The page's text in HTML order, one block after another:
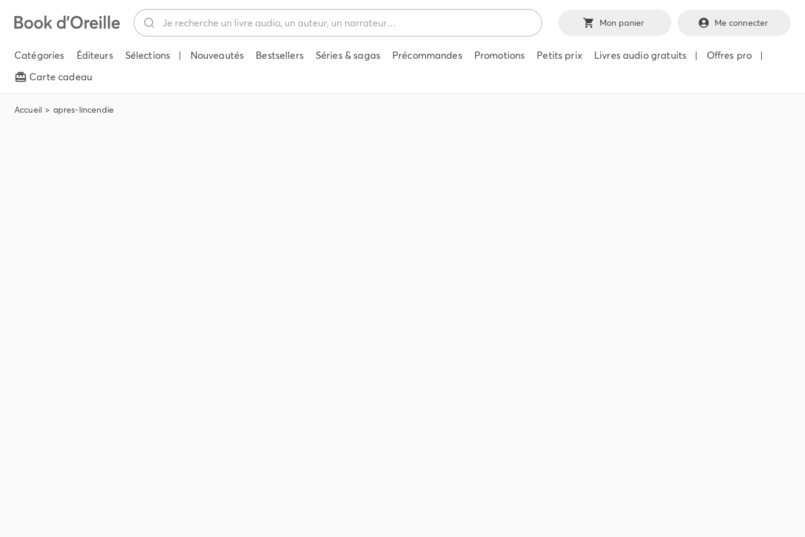
Mon panier Me connecter
Catégories Éditeurs Sélections | Nouveautés Bestsellers Séries & sagas Précommandes Promotions Petits prix Livres audio gratuits | Offres pro
|
Carte cadeau
Accueil apres-lincendie